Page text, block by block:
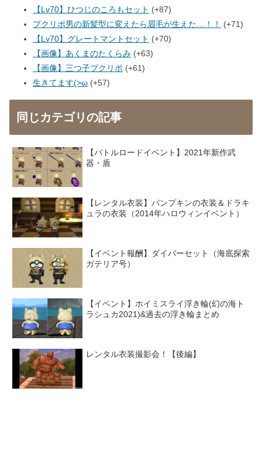
【Lv70】ひつじのころもセット
+87
プクリポ男の新髪型に変えたら眉毛が生えた…！！
+71
【Lv70】グレートマントセット
+70
【画像】あくまのたくらみ +63
【画像】三つ子プクリポ
+61
生きてます(>ω +57
同じカテゴリの記事
【バトルロードイベント】2021年新作武
器・盾
【レンタル衣装】パンプキンの衣装＆ドラキ
ュラの衣装（2014年ハロウィンイベント）
【イベント報酬】ダイバーセット（海底探索
ガテリア号）
【イベント】ホイミスライ浮き輪(幻の海ト
ラシュカ2021)&過去の浮き輪まとめ
レンタル衣装撮影会！【後編】